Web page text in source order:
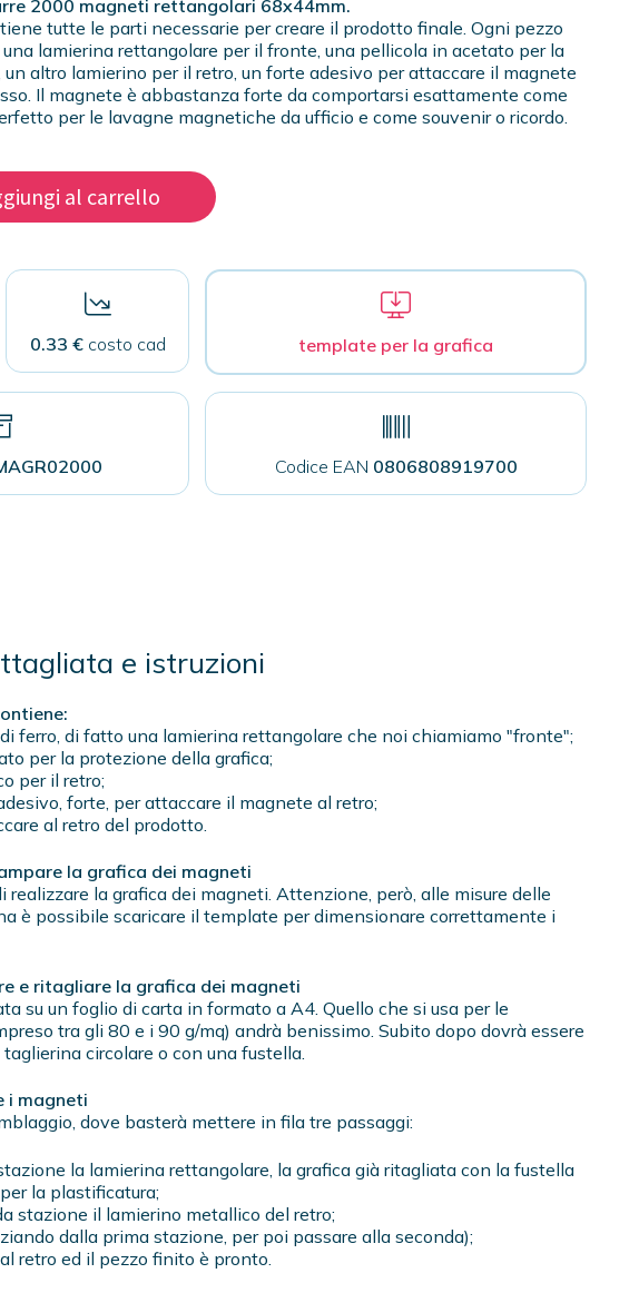
2000 magneti rettangolari 68x44mm.
tutte le parti necessarie per creare il prodotto finale. Ogni pezzo
lamierina rettangolare per il fronte, una pellicola in acetato per la
altro lamierino per il retro, un forte adesivo per attaccare il magnete
Il magnete è abbastanza forte da comportarsi esattamente come
per le lavagne magnetiche da ufficio e come souvenir o ricordo.
al carrello
0.33 €costo cad template per la grafica
Codice EAN 0806808919700
e istruzioni
ferro, di fatto una lamierina rettangolare che noi chiamiamo "fronte";
per la protezione della grafica;
per il retro;
forte, per attaccare il magnete al retro;
al retro del prodotto.
la grafica dei magneti
realizzare la grafica dei magneti. Attenzione, però, alle misure delle
è possibile scaricare il template per dimensionare correttamente i
e ritagliare la grafica dei magneti
su un foglio di carta in formato a A4. Quello che si usa per le
tra gli 80 e i 90 g/mq) andrà benissimo. Subito dopo dovrà essere
circolare o con una fustella.
i magneti
dove basterà mettere in fila tre passaggi:
la lamierina rettangolare, la grafica già ritagliata con la fustella
la plastificatura;
stazione il lamierino metallico del retro;
dalla prima stazione, per poi passare alla seconda);
retro ed il pezzo finito è pronto.